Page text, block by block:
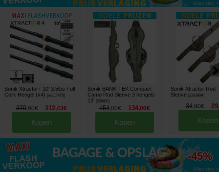
Alles zien »
Sonik Xtractor+ 10' 3.5lbs Full
Cork Hengel (x4) [esc17478]
379,60€ 312,43€
Kopen
Sonik BANK-TEK Compact
Camo Rod Sleeve 3 hengels
13' [226401]
154,00€ 134,00€
Kopen
Sonik Xtractor Rod
Sleeve [226390A]
34,90€ 29
Kopen
tot
-45%
Alles zien »